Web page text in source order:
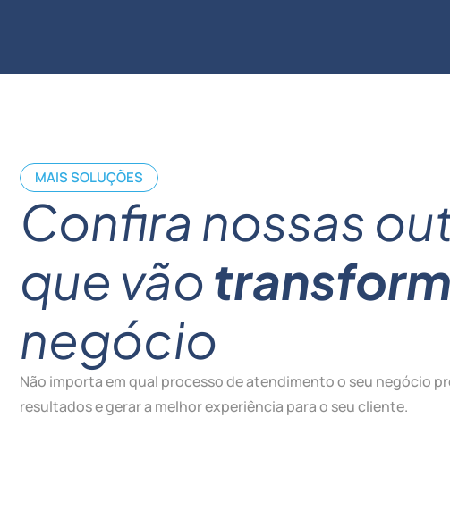
MAIS SOLUÇÕES
Confira nossas
que vão
negócio
Não importa em qual processo de atendimento o seu negócio
resultados e gerar a melhor experiência para o seu cliente.
Somos especialistas em Costumer Experience
(CX) e vamos te ajudar a aprimorar a jornada do